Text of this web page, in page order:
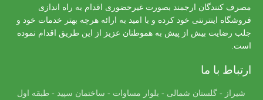
مصرف کنندگان ارجمند بصورت غیرحضوری اقدام به راه اندازی
فروشگاه اینترنتی خود کرده و با امید به ارائه هرچه بهتر خدمات خود و
جلب رضایت بیش از پیش به هموطنان عزیز از این طریق اقدام نموده
است.
ارتباط با ما
شیراز - گلستان شمالی - بلوار مساوات - ساختمان سپید - طبقه اول